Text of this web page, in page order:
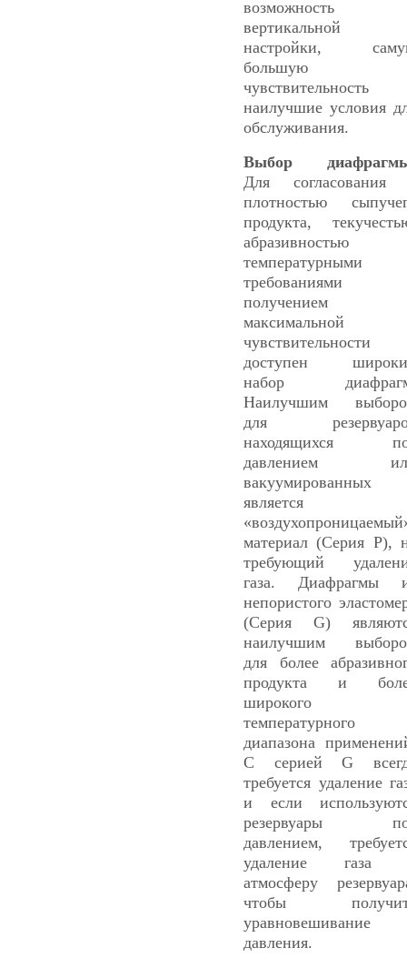
возможность
вертикальной
настройки,
большую
чувствительность
наилучшие условия
обслуживания.
Выбор
Для согласования
плотностью
продукта,
абразивностью
температурными
требованиями
получением
максимальной
чувствительности
доступен
набор
Наилучшим
для
находящихся
давлением
вакуумированных
является
материал (Серия Р),
требующий
газа. Диафрагмы
непористого
(Серия G)
наилучшим
для более
продукта и
широкого
температурного
диапазона
С серией G
требуется удаление
и если
резервуары
давлением,
удаление газа
атмосферу
чтобы
уравновешивание
давления.